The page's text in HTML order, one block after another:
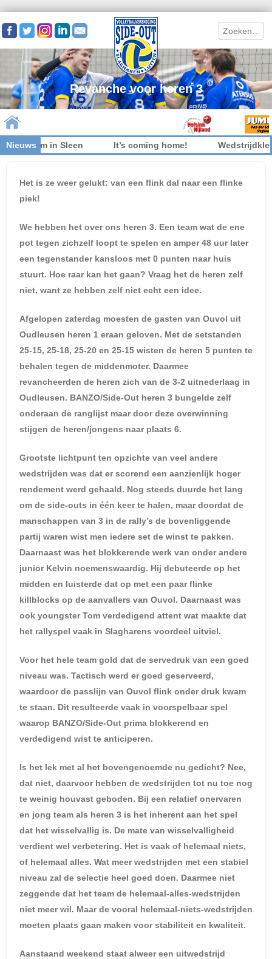
Search
Revanche voor heren 3
Nieuws
welkom in Sleen It’s coming home!
Het is ze weer gelukt: van een flink dal naar een flinke
piek!
We hebben het over ons heren 3. Een team wat de ene
pot tegen zichzelf loopt te spelen en amper 48 uur later
een tegenstander kansloos met 0 punten naar huis
stuurt. Hoe raar kan het gaan? Vraag het de heren zelf
niet, want ze hebben zelf niet echt een idee.
Afgelopen zaterdag moesten de gasten van Ouvol uit
Oudleusen heren 1 eraan geloven. Met de setstanden
25-15, 25-18, 25-20 en 25-15 wisten de heren 5 punten te
behalen tegen de middenmoter. Daarmee
revancheerden de heren zich van de 3-2 uitnederlaag in
Oudleusen. BANZO/Side-Out heren 3 bungelde zelf
onderaan de ranglijst maar door deze overwinning
stijgen de heren/jongens naar plaats 6.
Grootste lichtpunt ten opzichte van veel andere
wedstrijden was dat er scorend een aanzienlijk hoger
rendement werd gehaald. Nog steeds duurde het lang
om de side-outs in één keer te halen, maar doordat de
manschappen van 3 in de rally’s de bovenliggende
partij waren wist men iedere set de winst te pakken.
Daarnaast was het blokkerende werk van onder andere
junior Kelvin noemenswaardig. Hij debuteerde op het
midden en luisterde dat op met een paar flinke
killblocks op de aanvallers van Ouvol. Daarnaast was
ook youngster Tom verdedigend attent wat maakte dat
het rallyspel vaak in Slagharens voordeel uitviel.
Voor het hele team gold dat de servedruk van een goed
niveau was. Tactisch werd er goed geserveerd,
waardoor de passlijn van Ouvol flink onder druk kwam
te staan. Dit resulteerde vaak in voorspelbaar spel
waarop BANZO/Side-Out prima blokkerend en
verdedigend wist te anticiperen.
Is het lek met al het bovengenoemde nu gedicht? Nee,
dat niet, daarvoor hebben de wedstrijden tot nu toe nog
te weinig houvast geboden. Bij een relatief onervaren
en jong team als heren 3 is het inherent aan het spel
dat het wisselvallig is. De mate van wisselvalligheid
verdient wel verbetering. Het is vaak of helemaal niets,
of helemaal alles. Wat meer wedstrijden met een stabiel
niveau zal de selectie heel goed doen. Daarmee niet
zeggende dat het team de helemaal-alles-wedstrijden
niet meer wil. Maar de vooral helemaal-niets-wedstrijden
moeten plaats gaan maken voor stabiliteit en kwaliteit.
Aanstaand weekend staat alweer een uitwedstrijd